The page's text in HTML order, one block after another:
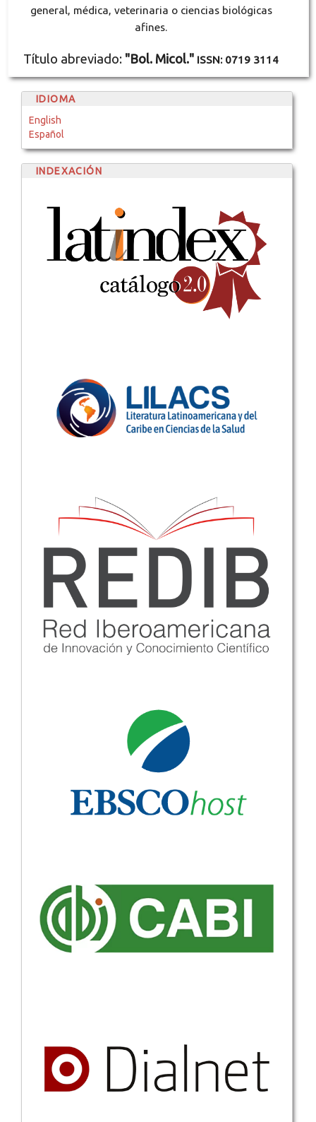
general, médica, veterinaria o ciencias biológicas
afines.
Título abreviado: "Bol. Micol." ISSN: 0719 3114
IDIOMA
English
Español
INDEXACIÓN